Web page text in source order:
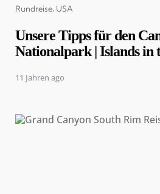
Categories
Rundreise USA
Unsere Tipps für den
Nationalpark | Islands in
11 Jahren ago